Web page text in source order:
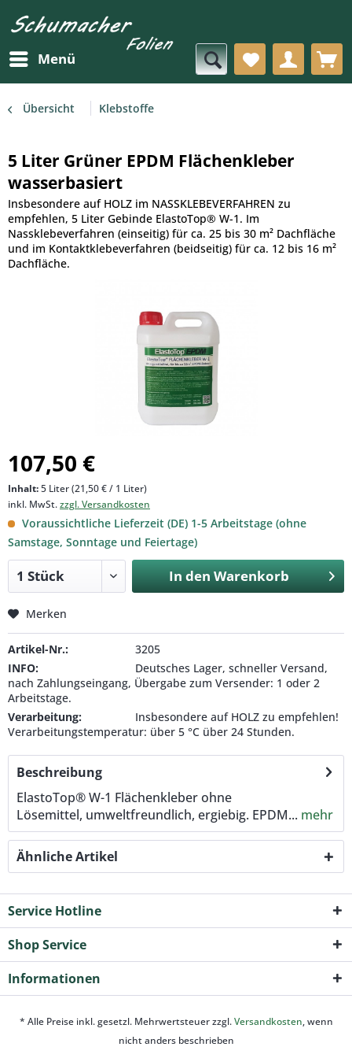
Menü
Übersicht Klebstoffe
5 Liter Grüner EPDM Flächenkleber
wasserbasiert
Insbesondere auf HOLZ im NASSKLEBEVERFAHREN zu
empfehlen, 5 Liter Gebinde ElastoTop® W-1. Im
Nassklebeverfahren (einseitig) für ca. 25 bis 30 m² Dachfläche
und im Kontaktklebeverfahren (beidseitig) für ca. 12 bis 16 m²
Dachfläche.
107,50 €
Inhalt:5 Liter (21,50 € / 1 Liter)
inkl. MwSt.zzgl. Versandkosten
Voraussichtliche Lieferzeit (DE) 1-5 Arbeitstage (ohne
Samstage, Sonntage und Feiertage)
In denWarenkorb
Merken
Artikel-Nr.:
3205
INFO:
Deutsches Lager, schneller Versand,
nach Zahlungseingang, Übergabe zum Versender: 1 oder 2
Arbeitstage.
Verarbeitung:
Insbesondere auf HOLZ zu empfehlen!
Verarbeitungstemperatur: über 5 °C über 24 Stunden.
Beschreibung
ElastoTop® W-1 Flächenkleber ohne
Lösemittel, umweltfreundlich, ergiebig. EPDM... mehr
Ähnliche Artikel
Service Hotline
Shop Service
Informationen
* Alle Preise inkl. gesetzl. Mehrwertsteuer zzgl.Versandkosten, wenn
nicht anders beschrieben